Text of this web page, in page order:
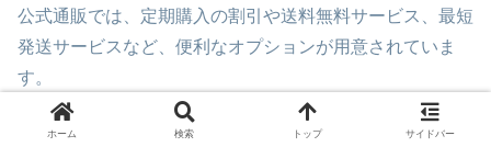
公式通販では、定期購入の割引や送料無料サービス、最短
発送サービスなど、便利なオプションが用意されていま
す。
特に急ぎで入手したい場合は、最短発送サービスを利用す
ホーム 検索 トップ サイドバー